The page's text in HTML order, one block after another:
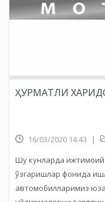
ҲУРМАТЛИ
16/03/2020 14:43 |
Шу кунларда ижтимоий
ўзгаришлар фонида
автомобилларимиз